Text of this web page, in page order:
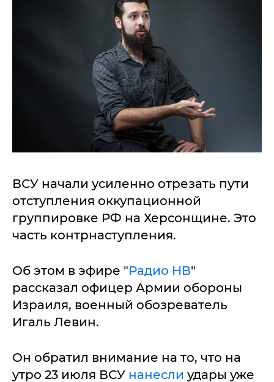
ВСУ начали усиленно отрезать пути
отступления оккупационной
группировке РФ на Херсонщине. Это
часть контрнаступления.
Об этом в эфире "Радио НВ"
рассказал офицер Армии обороны
Израиля, военный обозреватель
Игаль Левин.
Он обратил внимание на то, что на
утро 23 июля ВСУ нанесли удары уже